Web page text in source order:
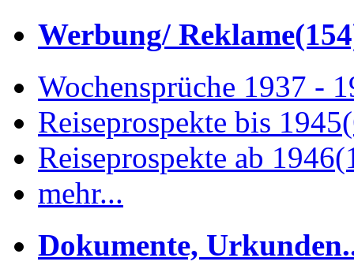
Werbung/ Reklame
Wochensprüche 1937 -
Reiseprospekte bis 1945
Reiseprospekte ab 1946
mehr...
Dokumente,